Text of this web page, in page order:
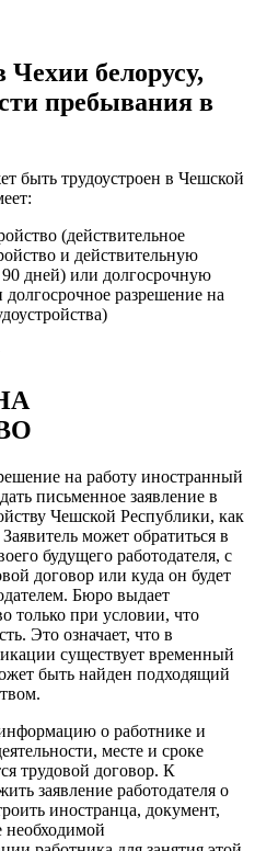
белорусу,
пребывания в
быть трудоустроен в Чешской
(действительное
и действительную
дней) или долгосрочную
разрешение на
на работу иностранный
письменное заявление в
Чешской Республики, как
может обратиться в
будущего работодателя, с
договор или куда он будет
Бюро выдает
только при условии, что
Это означает, что в
существует временный
быть найден подходящий
о работнике и
месте и сроке
трудовой договор. К
заявление работодателя о
иностранца, документ,